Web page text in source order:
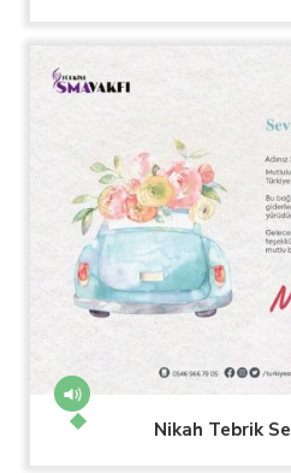
Nikah Tebrik